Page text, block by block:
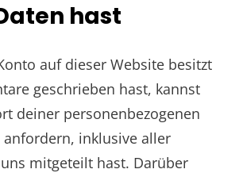
hast
auf dieser Website besitzt
geschrieben hast, kannst
deiner personenbezogenen
anfordern, inklusive aller
mitgeteilt hast. Darüber